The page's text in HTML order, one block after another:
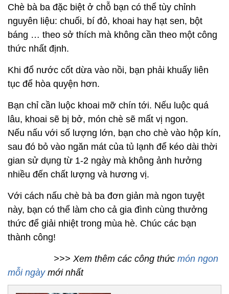
Chè bà ba đặc biệt ở chỗ bạn có thể tùy chỉnh
nguyên liệu: chuối, bí đỏ, khoai hay hạt sen, bột
báng … theo sở thích mà không cần theo một công
thức nhất định.
Khi đổ nước cốt dừa vào nồi, bạn phải khuấy liên
tục để hòa quyện hơn.
Bạn chỉ cần luộc khoai mỡ chín tới. Nếu luộc quá
lâu, khoai sẽ bị bở, món chè sẽ mất vị ngon.
Nếu nấu với số lượng lớn, bạn cho chè vào hộp kín,
sau đó bỏ vào ngăn mát của tủ lạnh để kéo dài thời
gian sử dụng từ 1-2 ngày mà không ảnh hưởng
nhiều đến chất lượng và hương vị.
Với cách nấu chè bà ba đơn giản mà ngon tuyệt
này, bạn có thể làm cho cả gia đình cùng thưởng
thức để giải nhiệt trong mùa hè. Chúc các bạn
thành công!
>>> Xem thêm các công thức món ngon
mỗi ngàymới nhất